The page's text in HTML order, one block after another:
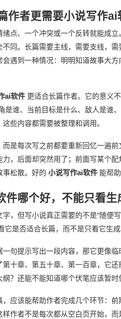
作者更需要小说写作ai
点、一个冲突或一个反转就能成
同。长篇需要主线，需要支线，
会遇到一种情况：明明知道故事大
ai软件 更适合长篇作者。它的意义
是谁、当前目标是什么、敌人是谁
些内容都需要被整理和调用。
是每次写之前都要重新回忆一遍
力，后面却突然用了；前面写某个
事松散。好的 小说写作ai软件 能帮
件哪个好，不能只看生
，但写小说真正需要的不是“随便
它是否适合长篇，而不是只看它生成
句提示写出一段内容，那它更像
十章、第五十章、第一百章，它
？还能不能知道哪个伏笔应该暂时
应该能帮助作者完成几个环节：
作者不是每次都从空白页开始，而